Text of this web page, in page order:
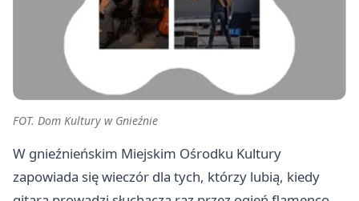
FOT. Dom Kultury w Gnieźnie
W gnieźnieńskim Miejskim Ośrodku Kultury
zapowiada się wieczór dla tych, którzy lubią, kiedy